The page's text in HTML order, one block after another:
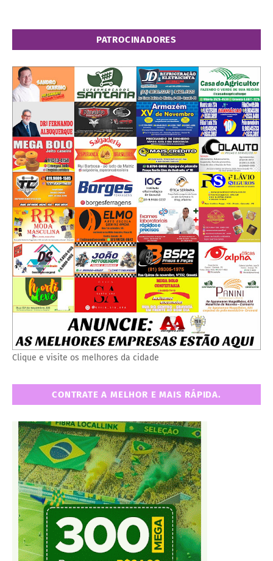
PATROCINADORES
Clique e visite os melhores da cidade
CONTRATE A MELHOR E MAIS RÁPIDA.